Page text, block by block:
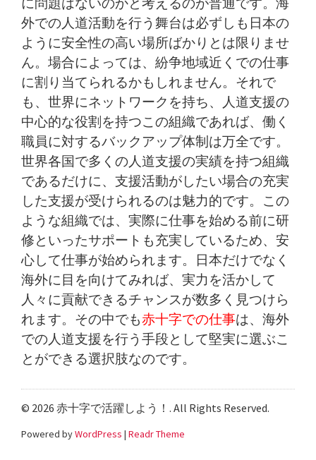
外での人道活動を行う舞台は必ずしも日本の
ように安全性の高い場所ばかりとは限りませ
ん。場合によっては、紛争地域近くでの仕事
に割り当てられるかもしれません。それで
も、世界にネットワークを持ち、人道支援の
中心的な役割を持つこの組織であれば、働く
職員に対するバックアップ体制は万全です。
世界各国で多くの人道支援の実績を持つ組織
であるだけに、支援活動がしたい場合の充実
した支援が受けられるのは魅力的です。この
ような組織では、実際に仕事を始める前に研
修といったサポートも充実しているため、安
心して仕事が始められます。日本だけでなく
海外に目を向けてみれば、実力を活かして
人々に貢献できるチャンスが数多く見つけら
れます。その中でも赤十字での仕事は、海外
での人道支援を行う手段として堅実に選ぶこ
とができる選択肢なのです。
© 2026 赤十字で活躍しよう！. All Rights Reserved.
Powered byWordPress | Readr Theme